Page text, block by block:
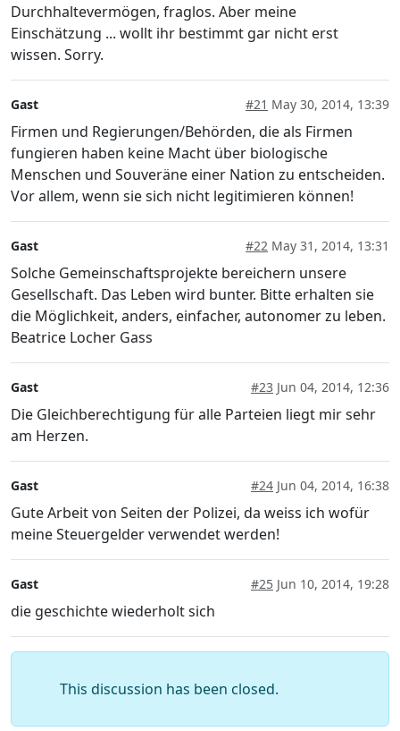
Durchhaltevermögen, fraglos. Aber meine
Einschätzung ... wollt ihr bestimmt gar nicht erst
wissen. Sorry.
Gast #21 May 30, 2014, 13:39
Firmen und Regierungen/Behörden, die als Firmen
fungieren haben keine Macht über biologische
Menschen und Souveräne einer Nation zu entscheiden.
Vor allem, wenn sie sich nicht legitimieren können!
Gast #22 May 31, 2014, 13:31
Solche Gemeinschaftsprojekte bereichern unsere
Gesellschaft. Das Leben wird bunter. Bitte erhalten sie
die Möglichkeit, anders, einfacher, autonomer zu leben.
Beatrice Locher Gass
Gast #23 Jun 04, 2014, 12:36
Die Gleichberechtigung für alle Parteien liegt mir sehr
am Herzen.
Gast #24 Jun 04, 2014, 16:38
Gute Arbeit von Seiten der Polizei, da weiss ich wofür
meine Steuergelder verwendet werden!
Gast #25 Jun 10, 2014, 19:28
die geschichte wiederholt sich
This discussion has been closed.